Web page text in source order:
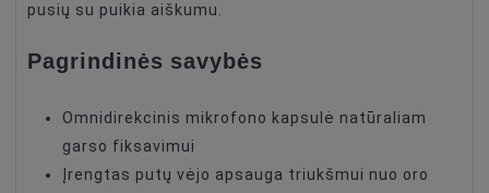
pusių su puikia aiškumu.
Pagrindinės savybės
Omnidirekcinis mikrofono kapsulė natūraliam
garso fiksavimui
Įrengtas putų vėjo apsauga triukšmui nuo oro